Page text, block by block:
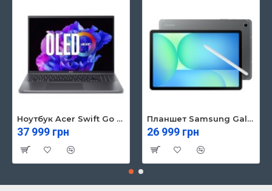
Ноутбук Acer Swift Go 16 SFG16-71 (NX.KVZEU.003)
37 999 грн
Планшет Samsung Galaxy Tab S10 FE 5G 8/128GB Gray (SM-X526BZAREUC)
26 999 грн